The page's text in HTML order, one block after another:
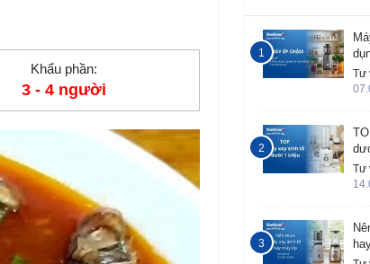
Khẩu phần:
3 - 4 người
Tư
Tư
tư